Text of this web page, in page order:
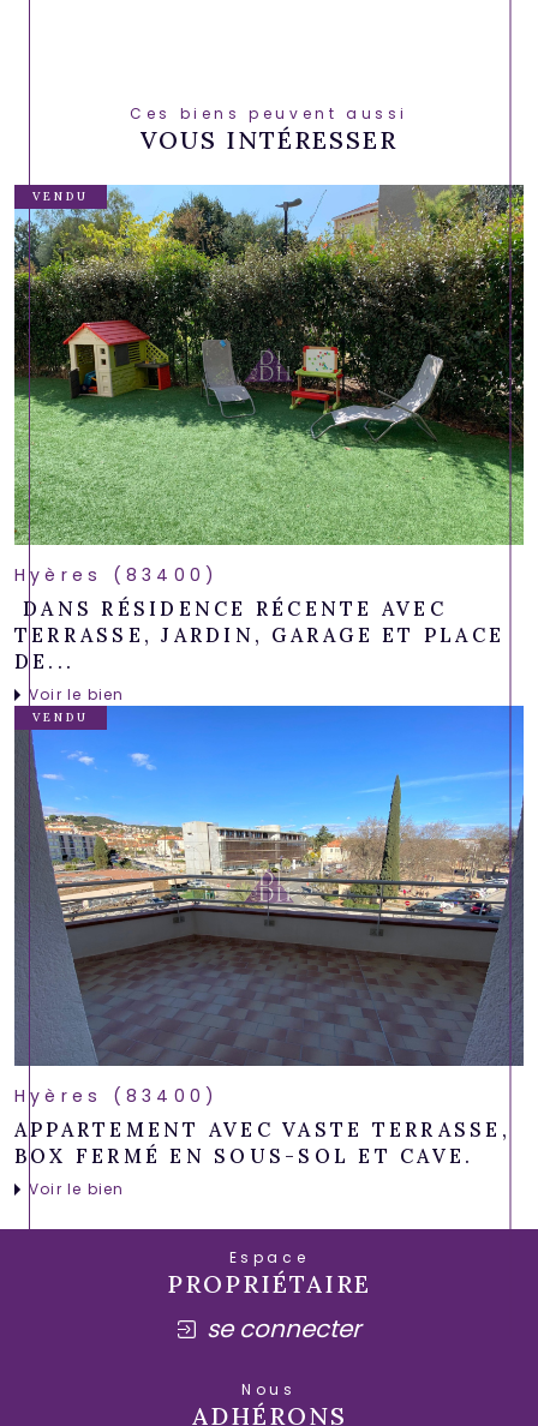
Ces biens peuvent aussi
VOUS INTÉRESSER
VENDU
Hyères (83400)
DANS RÉSIDENCE RÉCENTE AVEC
TERRASSE, JARDIN, GARAGE ET PLACE
DE...
Voir le bien
VENDU
Hyères (83400)
APPARTEMENT AVEC VASTE TERRASSE,
BOX FERMÉ EN SOUS-SOL ET CAVE.
Voir le bien
Espace
PROPRIÉTAIRE
se connecter
Nous
ADHÉRONS